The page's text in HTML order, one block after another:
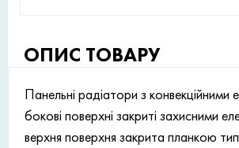
ОПИС ТОВАРУ
Панельні радіатори з конвекційними
бокові поверхні закриті захисними
верхня поверхня закрита планкою